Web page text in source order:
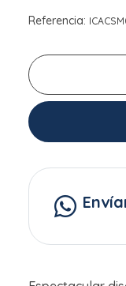
Referencia: